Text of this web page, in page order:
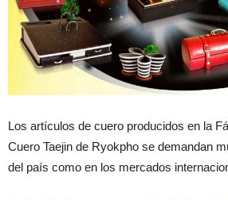
Los artículos de cuero producidos en la
Cuero Taejin de Ryokpho se demandan
del país como en los mercados